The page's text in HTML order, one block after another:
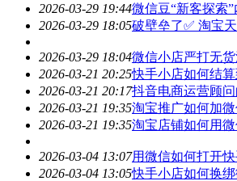
2026-03-29 19:44微信豆“新客探索
2026-03-29 18:05破壁垒了✅ 淘宝
2026-03-29 18:04微信小店严打无
2026-03-21 20:25快手小店如何结算
2026-03-21 20:17抖音电商运营顾问
2026-03-21 19:35淘宝推广如何加
2026-03-21 19:35淘宝店铺如何用
2026-03-04 13:07用微信如何打开
2026-03-04 13:05快手小店如何换绑